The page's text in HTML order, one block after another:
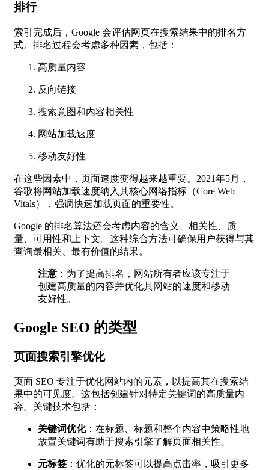
排行
索引完成后，Google 会评估网页在搜索结果中的排名方
式。排名过程会考虑多种因素，包括：
高质量内容
反向链接
搜索意图和内容相关性
网站加载速度
移动友好性
在这些因素中，页面速度变得越来越重要。2021年5月，
谷歌将网站加载速度纳入其核心网络指标（Core Web
Vitals），强调快速加载页面的重要性。
Google 的排名算法还会考虑内容的含义、相关性、质
量、可用性和上下文。这种综合方法可确保用户获得与其
查询最相关、最有价值的结果。
注意 ：为了提高排名，网站所有者应该专注于
创建高质量的内容并优化其网站的速度和移动
友好性。
Google SEO 的类型
页面搜索引擎优化
页面 SEO 专注于优化网站内的元素，以提高其在搜索结
果中的可见度。这包括创建针对特定关键词的高质量内
容。关键技术包括：
关键词优化：在标题、标题和整个内容中策略性地
放置关键词有助于搜索引擎了解页面相关性。
元标签 ：优化的元标签可以提高点击率，吸引更多